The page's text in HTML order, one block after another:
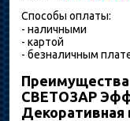
Способы оплаты:
- наличными
- картой
- безналичным
Преимущества
СВЕТОЗАР
Декоративная